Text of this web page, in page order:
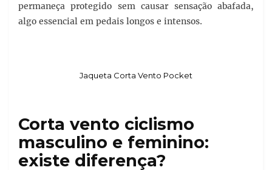
permaneça protegido sem causar sensação abafada,
algo essencial em pedais longos e intensos.
Jaqueta Corta Vento Pocket
Corta vento ciclismo
masculino e feminino:
existe diferença?